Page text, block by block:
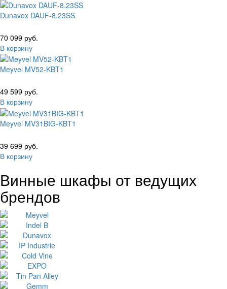
Dunavox DAUF-8.23SS
70 099 руб.
В корзину
Meyvel MV52-KBT1
49 599 руб.
В корзину
Meyvel MV31BIG-KBT1
39 699 руб.
В корзину
Винные шкафы от ведущих
брендов